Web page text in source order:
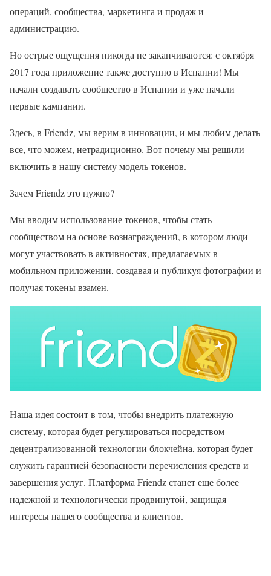
операций, сообщества, маркетинга и продаж и
администрацию.
Но острые ощущения никогда не заканчиваются: с октября
2017 года приложение также доступно в Испании! Мы
начали создавать сообщество в Испании и уже начали
первые кампании.
Здесь, в Friendz, мы верим в инновации, и мы любим делать
все, что можем, нетрадиционно. Вот почему мы решили
включить в нашу систему модель токенов.
Зачем Friendz это нужно?
Мы вводим использование токенов, чтобы стать
сообществом на основе вознаграждений, в котором люди
могут участвовать в активностях, предлагаемых в
мобильном приложении, создавая и публикуя фотографии и
получая токены взамен.
Наша идея состоит в том, чтобы внедрить платежную
систему, которая будет регулироваться посредством
децентрализованной технологии блокчейна, которая будет
служить гарантией безопасности перечисления средств и
завершения услуг. Платформа Friendz станет еще более
надежной и технологически продвинутой, защищая
интересы нашего сообщества и клиентов.